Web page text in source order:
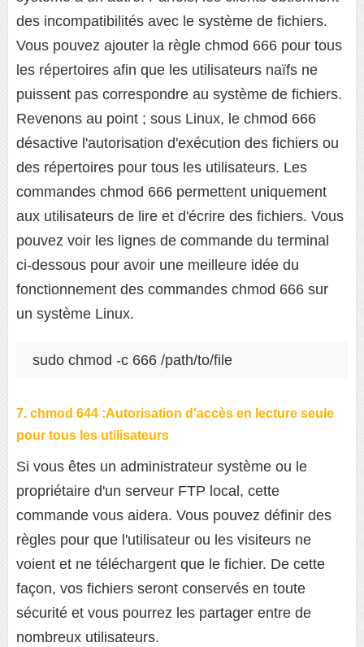
des incompatibilités avec le système de fichiers.
Vous pouvez ajouter la règle chmod 666 pour tous
les répertoires afin que les utilisateurs naïfs ne
puissent pas correspondre au système de fichiers.
Revenons au point ; sous Linux, le chmod 666
désactive l'autorisation d'exécution des fichiers ou
des répertoires pour tous les utilisateurs. Les
commandes chmod 666 permettent uniquement
aux utilisateurs de lire et d'écrire des fichiers. Vous
pouvez voir les lignes de commande du terminal
ci-dessous pour avoir une meilleure idée du
fonctionnement des commandes chmod 666 sur
un système Linux.
sudo chmod -c 666 /path/to/file
7. chmod 644 :Autorisation d'accès en lecture seule
pour tous les utilisateurs
Si vous êtes un administrateur système ou le
propriétaire d'un serveur FTP local, cette
commande vous aidera. Vous pouvez définir des
règles pour que l'utilisateur ou les visiteurs ne
voient et ne téléchargent que le fichier. De cette
façon, vos fichiers seront conservés en toute
sécurité et vous pourrez les partager entre de
nombreux utilisateurs.